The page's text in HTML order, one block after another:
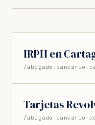
IRPH en
/abogado-bancario-
Tarjetas
/abogado-